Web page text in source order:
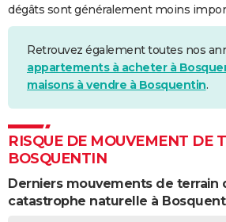
dégâts sont généralement moins
Retrouvez également toutes nos
appartements à acheter à
maisons à vendre à Bosquentin.
RISQUE DE MOUVEMENT DE
BOSQUENTIN
Derniers mouvements de terrain
catastrophe naturelle à